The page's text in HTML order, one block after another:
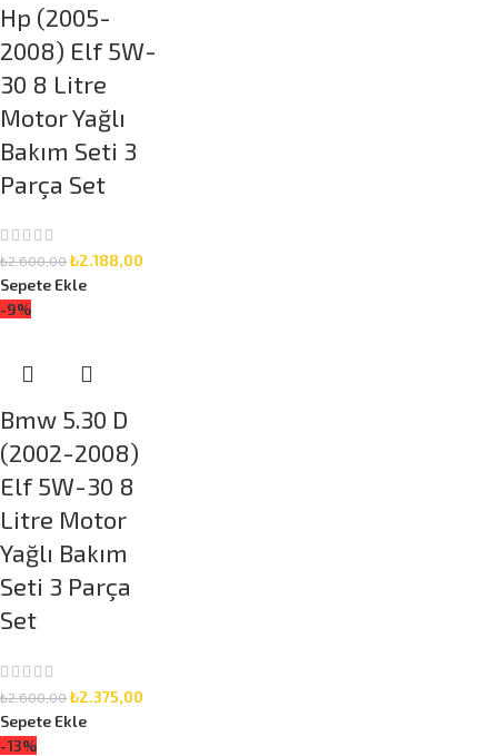
Hp (2005-
2008) Elf 5W-
30 8 Litre
Motor Yağlı
Bakım Seti 3
Parça Set
₺2.600,00₺2.188,00
Sepete Ekle
-9%
Bmw 5.30 D
(2002-2008)
Elf 5W-30 8
Litre Motor
Yağlı Bakım
Seti 3 Parça
Set
₺2.600,00₺2.375,00
Sepete Ekle
-13%